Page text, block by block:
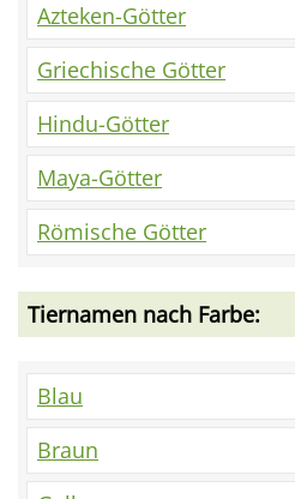
Azteken-Götter
Griechische Götter
Hindu-Götter
Maya-Götter
Römische Götter
Tiernamen nach Farbe:
Blau
Braun